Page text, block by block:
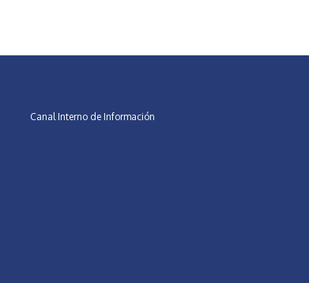
Canal Interno de Información